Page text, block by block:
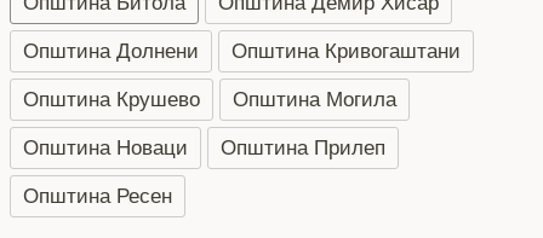
Општина Долнени
Општина Кривогаштани
Општина Крушево
Општина Могила
Општина Новаци
Општина Прилеп
Општина Ресен